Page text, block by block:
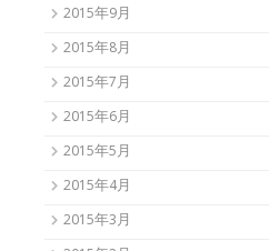
2015年9月
2015年8月
2015年7月
2015年6月
2015年5月
2015年4月
2015年3月